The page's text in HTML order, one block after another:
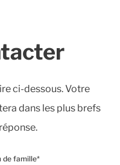
ci-dessous. Votre
dans les plus brefs
de famille*